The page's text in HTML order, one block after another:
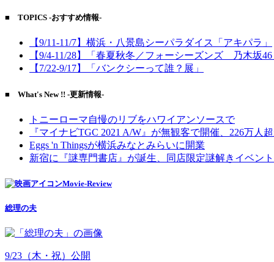
■ TOPICS -おすすめ情報-
【9/11-11/7】横浜・八景島シーパラダイス「アキパラ」
【9/4-11/28】「春夏秋冬／フォーシーズンズ 乃木坂46
【7/22-9/17】「バンクシーって誰？展」
■ What's New !! -更新情報-
トニーローマ自慢のリブをハワイアンソースで
『マイナビTGC 2021 A/W』が無観客で開催、226万人
Eggs 'n Thingsが横浜みなとみらいに開業
新宿に『謎専門書店』が誕生、同店限定謎解きイベン
Movie-Review
総理の夫
9/23（木・祝）公開